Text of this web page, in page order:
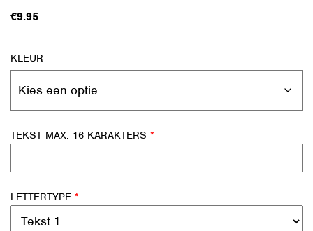
€9.95
KLEUR
TEKST MAX. 16 KARAKTERS *
LETTERTYPE *